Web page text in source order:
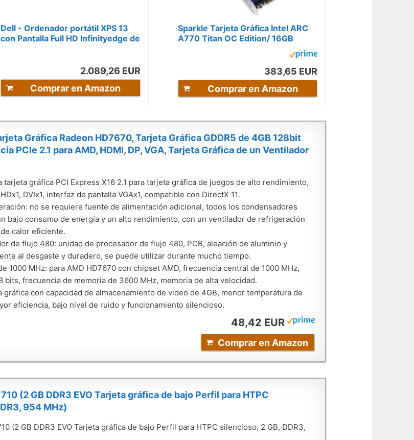
Dell - Ordenador portátil XPS 13
con Pantalla Full HD Infinityedge de
2.089,26 EUR
Comprar en Amazon
Sparkle Tarjeta Gráfica Intel ARC
A770 Titan OC Edition/ 16GB
383,65 EUR
Comprar en Amazon
Gráfica Radeon HD7670, Tarjeta Gráfica GDDR5 de 4GB 128bit
PCIe 2.1 para AMD, HDMI, DP, VGA, Tarjeta Gráfica de un Ventilador
tarjeta gráfica PCI Express X16 2.1 para tarjeta gráfica de juegos de alto rendimiento,
DVIx1, interfaz de pantalla VGAx1, compatible con DirectX 11.
no se requiere fuente de alimentación adicional, todos los condensadores
bajo consumo de energía y un alto rendimiento, con un ventilador de refrigeración
calor eficiente.
de flujo 480: unidad de procesador de flujo 480, PCB, aleación de aluminio y
al desgaste y duradero, se puede utilizar durante mucho tiempo.
1000 MHz: para AMD HD7670 con chipset AMD, frecuencia central de 1000 MHz,
bits, frecuencia de memoria de 3600 MHz, memoria de alta velocidad.
gráfica con capacidad de almacenamiento de video de 4GB, menor temperatura de
eficiencia, bajo nivel de ruido y funcionamiento silencioso.
48,42 EUR
Comprar en Amazon
(2 GB DDR3 EVO Tarjeta gráfica de bajo Perfil para HTPC
954 MHz)
(2 GB DDR3 EVO Tarjeta gráfica de bajo Perfil para HTPC silencioso, 2 GB, DDR3,